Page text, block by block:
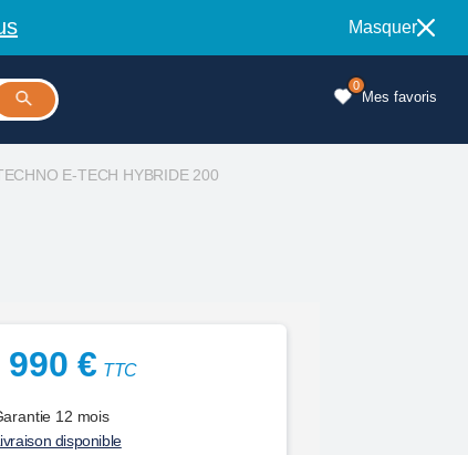
Masquer
Mes favoris
0
E-TECH HYBRIDE 200
990 € TTC
12 mois
disponible